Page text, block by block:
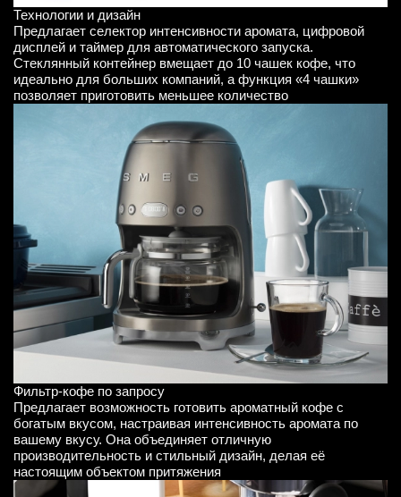
Технологии и дизайн
Предлагает селектор интенсивности аромата, цифровой
дисплей и таймер для автоматического запуска.
Стеклянный контейнер вмещает до 10 чашек кофе, что
идеально для больших компаний, а функция «4 чашки»
позволяет приготовить меньшее количество
Фильтр-кофе по запросу
Предлагает возможность готовить ароматный кофе с
богатым вкусом, настраивая интенсивность аромата по
вашему вкусу. Она объединяет отличную
производительность и стильный дизайн, делая её
настоящим объектом притяжения